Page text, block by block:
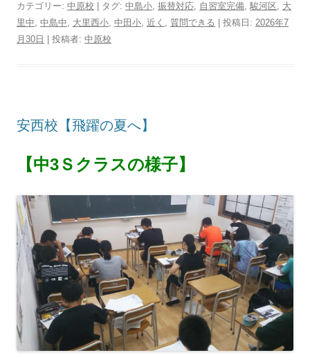
カテゴリー: 中原校 | タグ: 中島小, 振替対応, 自習室完備, 駿河区, 大
里中, 中島中, 大里西小, 中田小, 近く , 質問できる | 投稿日: 2026年7
月30日
投稿者: 中原校
安西校【飛躍の夏へ】
【中3Ｓクラスの様子】